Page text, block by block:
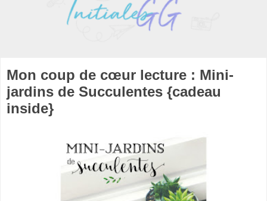
Mon coup de cœur lecture : Mini-
jardins de Succulentes {cadeau
inside}